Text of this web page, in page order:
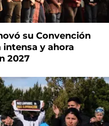
su Convención
y ahora
2027